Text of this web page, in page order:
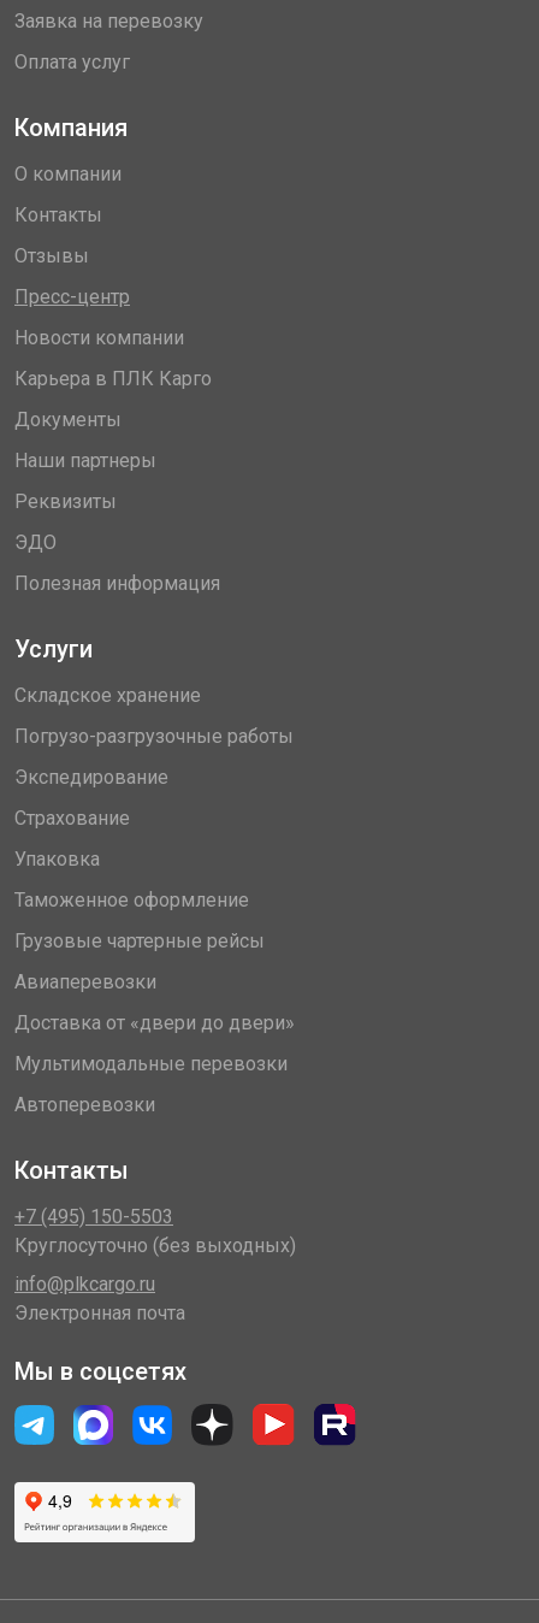
Заявка на перевозку
Оплата услуг
Компания
О компании
Контакты
Отзывы
Пресс-центр
Новости компании
Карьера в ПЛК Карго
Документы
Наши партнеры
Реквизиты
ЭДО
Полезная информация
Услуги
Складское хранение
Погрузо-разгрузочные работы
Экспедирование
Страхование
Упаковка
Таможенное оформление
Грузовые чартерные рейсы
Авиаперевозки
Доставка от «двери до двери»
Мультимодальные перевозки
Автоперевозки
Контакты
+7 (495) 150-5503
Круглосуточно (без выходных)
info@plkcargo.ru
Электронная почта
Мы в соцсетях